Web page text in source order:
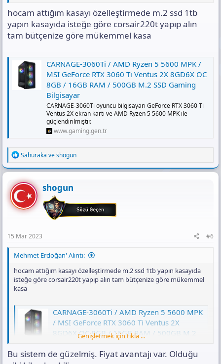
hocam attığım kasayı özelleştirmede m.2 ssd 1tb
yapın kasayıda isteğe göre corsair220t yapıp alın
tam bütçenize göre mükemmel kasa
CARNAGE-3060Ti / AMD Ryzen 5 5600 MPK /
MSI GeForce RTX 3060 Ti Ventus 2X 8GD6X OC
8GB / 16GB RAM / 500GB M.2 SSD Gaming
Bilgisayar
CARNAGE-3060Ti oyuncu bilgisayarı GeForce RTX 3060 Ti
Ventus 2X ekran kartı ve AMD Ryzen 5 5600 MPK ile
güçlendirilmiştir.
www.gaming.gen.tr
R
e
a
c
t
i
o
n
Sahuraka veshogun
shogun
15 Mar 2023 #6
Mehmet Erdoğan' Alıntı:
hocam attığım kasayı özelleştirmede m.2 ssd 1tb yapın kasayıda
isteğe göre corsair220t yapıp alın tam bütçenize göre mükemmel
kasa
CARNAGE-3060Ti / AMD Ryzen 5 5600 MPK
/ MSI GeForce RTX 3060 Ti Ventus 2X
8GD6X OC 8GB / 16GB RAM / 500GB M.2
CARNAGE-3060Ti oyuncu bilgisayarı GeForce RTX 3060
Ti Ventus 2X ekran kartı ve AMD Ryzen 5 5600 MPK ile
Genişletmek için tıkla ...
Bu sistem de güzelmiş. Fiyat avantajı var. Olduğu